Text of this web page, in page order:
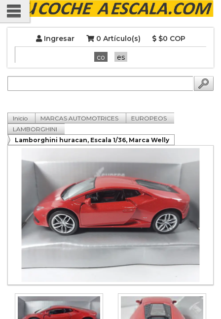
Ingresar 0 Artículo(s) $0 COP
co es
Inicio MARCAS AUTOMOTRICES
EUROPEOS
LAMBORGHINI
Lamborghini huracan, Escala 1/36, Marca Welly